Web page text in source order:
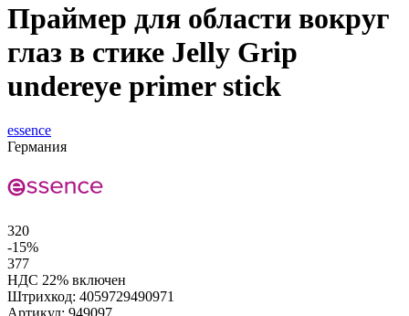
Праймер для области вокруг
глаз в стике Jelly Grip
undereye primer stick
essence
Германия
320
-15%
377
НДС 22% включен
Штрихкод: 4059729490971